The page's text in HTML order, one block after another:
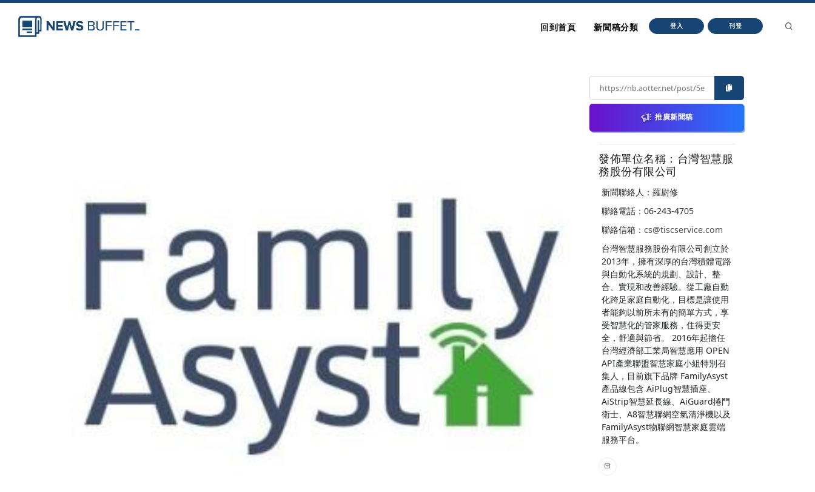
回到首頁 新聞稿分類 登入 刊登
推廣新聞稿
發佈單位名稱：台灣智慧服
務股份有限公司
新聞聯絡人：羅尉修
聯絡電話：06-243-4705
聯絡信箱： cs@tiscservice.com
台灣智慧服務股份有限公司創立於
2013年，擁有深厚的台灣積體電路
與自動化系統的規劃、設計、整
合、實現和改善經驗。從工廠自動
化跨足家庭自動化，目標是讓使用
者能夠以前所未有的簡單方式，享
受智慧化的管家服務，住得更安
全，舒適與節省。 2016年起擔任
台灣經濟部工業局智慧應用 OPEN
API產業聯盟智慧家庭小組特別召
集人，目前旗下品牌 FamilyAsyst
產品線包含 AiPlug智慧插座、
AiStrip智慧延長線、AiGuard捲門
衛士、A8智慧聯網空氣清淨機以及
FamilyAsyst物聯網智慧家庭雲端
服務平台。